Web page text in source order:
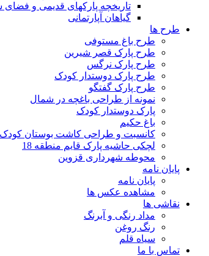
تاریخچه پارکهای قدیمی و فضای
گیاهان آپارتمانی
طرح ها
طرح باغ مستوفی
طرح پارک قصر شیرین
طرح پارک نرگس
طرح پارک دوستدار کودک
طرح پارک گفتگو
نمونه از طراحی باغچه در شمال
پارک دوستدار کودک
باغ حکیم
کانسبت و طراحی کاشت بوستان کودک
لچکی حاشیه پارک قایم منطقه 18
محوطه شهرداری قزوین
پایان نامه
پایان نامه
مشاهده عکس ها
نقاشی ها
مداد رنگی و آبرنگ
رنگ روغن
سیاه قلم
تماس با ما